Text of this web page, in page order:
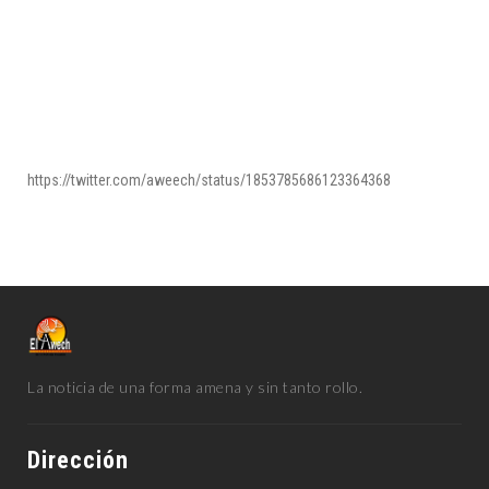
https://twitter.com/aweech/status/1853785686123364368
La noticia de una forma amena y sin tanto rollo.
Dirección